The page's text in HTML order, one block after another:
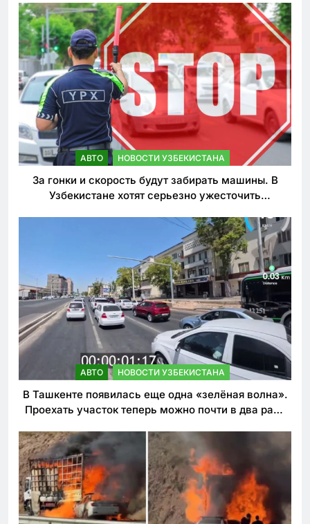
АВТО НОВОСТИ УЗБЕКИСТАНА
За гонки и скорость будут забирать машины. В
Узбекистане хотят серьезно ужесточить
АВТО НОВОСТИ УЗБЕКИСТАНА
В Ташкенте появилась еще одна «зелёная волна».
Проехать участок теперь можно почти в два раза